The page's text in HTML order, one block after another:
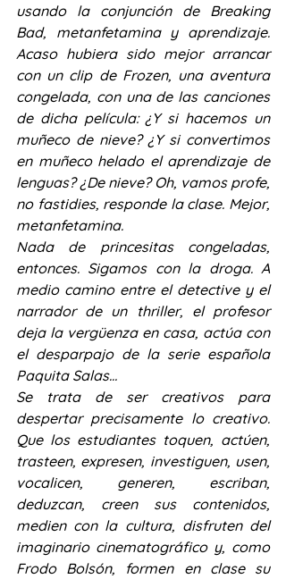
usando la conjunción de Breaking
Bad, metanfetamina y aprendizaje.
Acaso hubiera sido mejor arrancar
con un clip de Frozen, una aventura
congelada, con una de las canciones
de dicha película: ¿Y si hacemos un
muñeco de nieve? ¿Y si convertimos
en muñeco helado el aprendizaje de
lenguas? ¿De nieve? Oh, vamos profe,
no fastidies, responde la clase. Mejor,
metanfetamina.
Nada de princesitas congeladas,
entonces. Sigamos con la droga. A
medio camino entre el detective y el
narrador de un thriller, el profesor
deja la vergüenza en casa, actúa con
el desparpajo de la serie española
Paquita Salas…
Se trata de ser creativos para
despertar precisamente lo creativo.
Que los estudiantes toquen, actúen,
trasteen, expresen, investiguen, usen,
vocalicen, generen, escriban,
deduzcan, creen sus contenidos,
medien con la cultura, disfruten del
imaginario cinematográfico y, como
Frodo Bolsón, formen en clase su